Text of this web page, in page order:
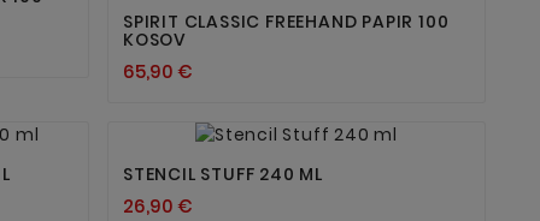
SPIRIT CLASSIC FREEHAND PAPIR 100
KOSOV
65,90 €
 
STENCIL STUFF 240 ML
26,90 €